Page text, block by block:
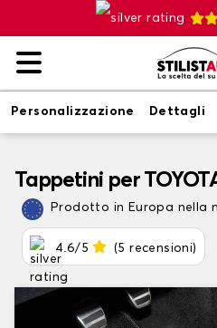
Personalizzazione Dettagli
Tappetini per
Prodotto in Europa nella
4.6/5 (5 recensioni)